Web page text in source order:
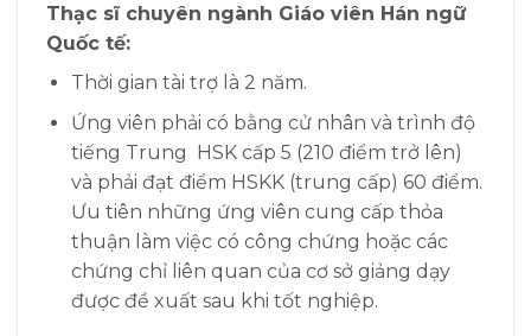
Thạc sĩ chuyên ngành Giáo viên Hán ngữ
Quốc tế:
Thời gian tài trợ là 2 năm.
Ứng viên phải có bằng cử nhân và trình độ
tiếng Trung HSK cấp 5 (210 điểm trở lên)
và phải đạt điểm HSKK (trung cấp) 60 điểm.
Ưu tiên những ứng viên cung cấp thỏa
thuận làm việc có công chứng hoặc các
chứng chỉ liên quan của cơ sở giảng dạy
được đề xuất sau khi tốt nghiệp.